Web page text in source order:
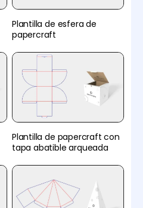
Plantilla de esfera de
papercraft
Plantilla de papercraft con
tapa abatible arqueada